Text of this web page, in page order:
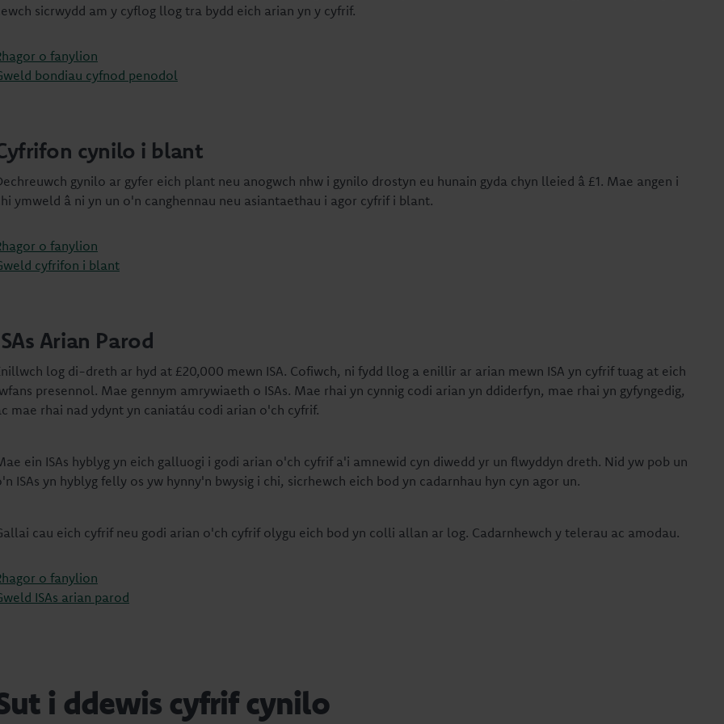
sicrwydd am y cyflog llog tra bydd eich arian yn y cyfrif.
o fanylion
bondiau cyfnod penodol
cynilo i blant
gynilo ar gyfer eich plant neu anogwch nhw i gynilo drostyn eu hunain gyda chyn lleied â £1. Mae angen i
ymweld â ni yn un o'n canghennau neu asiantaethau i agor cyfrif i blant.
o fanylion
cyfrifon i blant
Arian Parod
log di-dreth ar hyd at £20,000 mewn ISA. Cofiwch, ni fydd llog a enillir ar arian mewn ISA yn cyfrif tuag at eich
presennol. Mae gennym amrywiaeth o ISAs. Mae rhai yn cynnig codi arian yn ddiderfyn, mae rhai yn gyfyngedig,
mae rhai nad ydynt yn caniatáu codi arian o'ch cyfrif.
ein ISAs hyblyg yn eich galluogi i godi arian o'ch cyfrif a'i amnewid cyn diwedd yr un flwyddyn dreth. Nid yw pob un
ISAs yn hyblyg felly os yw hynny'n bwysig i chi, sicrhewch eich bod yn cadarnhau hyn cyn agor un.
cau eich cyfrif neu godi arian o'ch cyfrif olygu eich bod yn colli allan ar log. Cadarnhewch y telerau ac amodau.
o fanylion
ISAs arian parod
i ddewis cyfrif cynilo